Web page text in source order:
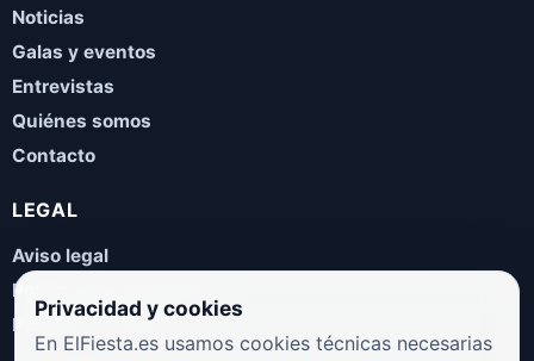
Noticias
Galas y eventos
Entrevistas
Quiénes somos
Contacto
LEGAL
Aviso legal
Política de privacidad
Política de cookies
Privacidad y cookies
En ElFiesta.es usamos cookies técnicas necesarias